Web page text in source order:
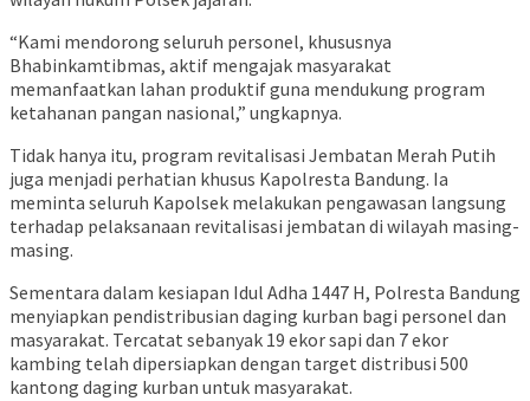
“Kami mendorong seluruh personel, khususnya
Bhabinkamtibmas, aktif mengajak masyarakat
memanfaatkan lahan produktif guna mendukung program
ketahanan pangan nasional,” ungkapnya.
Tidak hanya itu, program revitalisasi Jembatan Merah Putih
juga menjadi perhatian khusus Kapolresta Bandung. Ia
meminta seluruh Kapolsek melakukan pengawasan langsung
terhadap pelaksanaan revitalisasi jembatan di wilayah masing-
masing.
Sementara dalam kesiapan Idul Adha 1447 H, Polresta Bandung
menyiapkan pendistribusian daging kurban bagi personel dan
masyarakat. Tercatat sebanyak 19 ekor sapi dan 7 ekor
kambing telah dipersiapkan dengan target distribusi 500
kantong daging kurban untuk masyarakat.